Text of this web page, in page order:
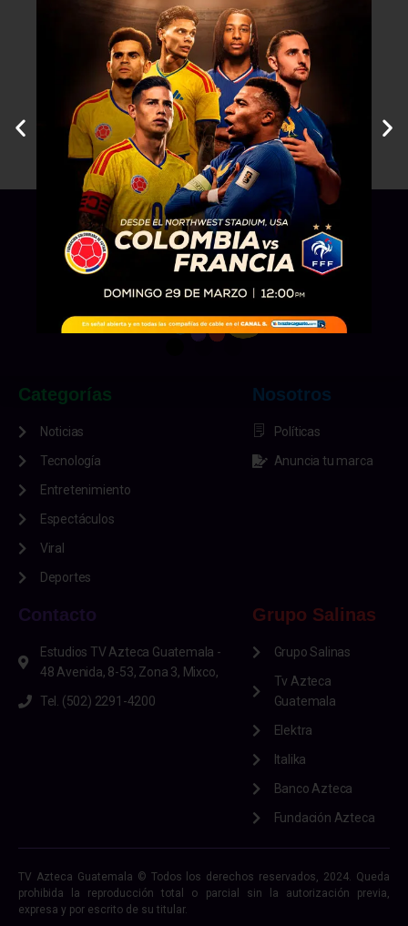
Categorías
Noticias
Tecnología
Entretenimiento
Espectáculos
Viral
Deportes
Nosotros
Políticas
Anuncia tu marca
Contacto
Estudios TV Azteca Guatemala -
48 Avenida, 8-53, Zona 3, Mixco,
Tel. (502) 2291-4200
Grupo Salinas
Grupo Salinas
Tv Azteca
Guatemala
Elektra
Italika
Banco Azteca
Fundación Azteca
TV Azteca Guatemala © Todos los derechos reservados, 2024. Queda
prohibida la reproducción total o parcial sin la autorización previa,
expresa y por escrito de su titular.